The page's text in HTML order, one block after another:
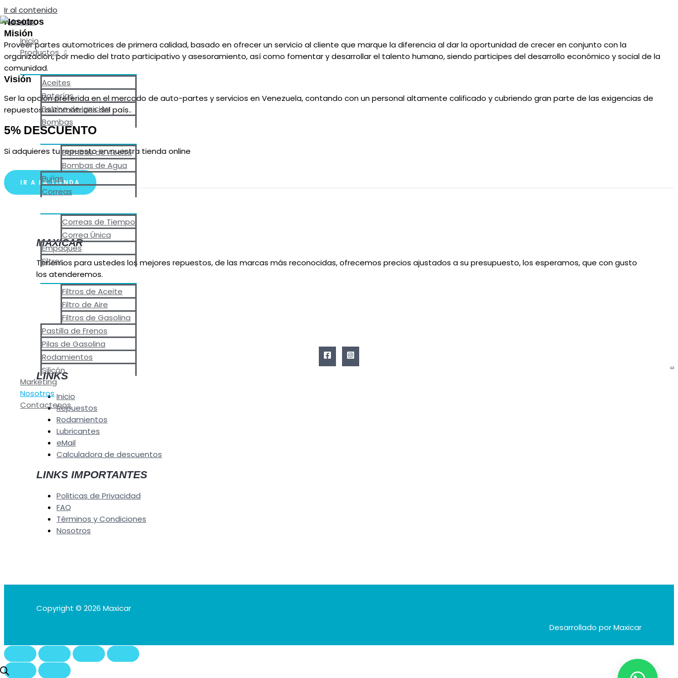
Ir al contenido
Inicio
Productos
Aceites
Baterías
Bobina de Ignición
Bombas
Bombas de Aceite
Bombas de Agua
Bujías
Correas
Correas de Tiempo
Correa Única
Empaques
Filtros
Filtros de Aceite
Filtro de Aire
Filtros de Gasolina
Pastilla de Frenos
Pilas de Gasolina
Rodamientos
Silicón
Marketing
Nosotros
Contactenos
Nosotros
Misión
Proveer partes automotrices de primera calidad, basado en ofrecer un servicio al cliente que marque la diferencia al dar la oportunidad de crecer en conjunto con la
organización, por medio del trato participativo y asesoramiento, así como fomentar y desarrollar el talento humano, siendo participes del desarrollo económico y social de la
comunidad.
Visión
Ser la opción preferida en el mercado de auto-partes y servicios en Venezuela, contando con un personal altamente calificado y cubriendo gran parte de las exigencias de
repuestos automotrices del país..
5% DESCUENTO
Si adquieres tu repuesto en nuestra tienda online
IR A LA TIENDA
MAXICAR
Tenemos para ustedes los mejores repuestos, de las marcas más reconocidas, ofrecemos precios ajustados a su presupuesto, los esperamos, que con gusto
los atenderemos.
LINKS
Inicio
Repuestos
Rodamientos
Lubricantes
eMail
Calculadora de descuentos
LINKS IMPORTANTES
Politicas de Privacidad
FAQ
Términos y Condiciones
Nosotros
Copyright © 2026 Maxicar
Desarrollado por Maxicar